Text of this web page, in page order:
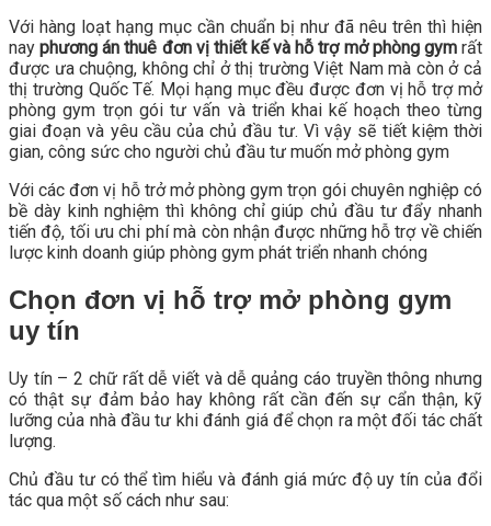
Với hàng loạt hạng mục cần chuẩn bị như đã nêu trên thì hiện
nayphương án thuê đơn vị thiết kế và hỗ trợ mở phòng gymrất
được ưa chuộng, không chỉ ở thị trường Việt Nam mà còn ở cả
thị trường Quốc Tế. Mọi hạng mục đều được đơn vị hỗ trợ mở
phòng gym trọn gói tư vấn và triển khai kế hoạch theo từng
giai đoạn và yêu cầu của chủ đầu tư. Vì vậy sẽ tiết kiệm thời
gian, công sức cho người chủ đầu tư muốn mở phòng gym
Với các đơn vị hỗ trở mở phòng gym trọn gói chuyên nghiệp có
bề dày kinh nghiệm thì không chỉ giúp chủ đầu tư đẩy nhanh
tiến độ, tối ưu chi phí mà còn nhận được những hỗ trợ về chiến
lược kinh doanh giúp phòng gym phát triển nhanh chóng
Chọn đơn vị hỗ trợ mở phòng gym
uy tín
Uy tín – 2 chữ rất dễ viết và dễ quảng cáo truyền thông nhưng
có thật sự đảm bảo hay không rất cần đến sự cẩn thận, kỹ
lưỡng của nhà đầu tư khi đánh giá để chọn ra một đối tác chất
lượng.
Chủ đầu tư có thể tìm hiểu và đánh giá mức độ uy tín của đổi
tác qua một số cách như sau: